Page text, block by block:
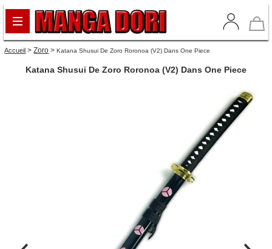
Accueil >Zoro >Katana Shusui De Zoro Roronoa (v2) Dans One Piece
Katana Shusui De Zoro Roronoa (v2) Dans One Piece